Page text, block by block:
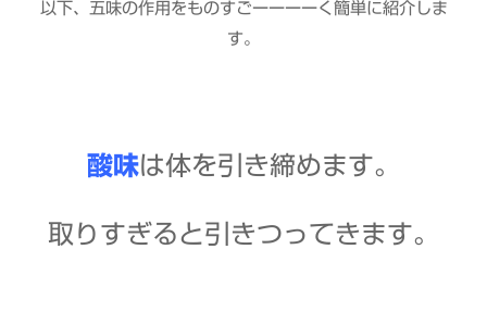
以下、五味の作用をものすごーーーーく簡単に紹介しま
す。
酸味は体を引き締めます。
取りすぎると引きつってきます。